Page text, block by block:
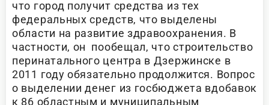
что город получит средства из тех
федеральных средств, что выделены
области на развитие здравоохранения. В
частности, он пообещал, что строительство
перинатального центра в Дзержинске в
2011 году обязательно продолжится. Вопрос
о выделении денег из госбюджета вдобавок
к 86 областным и муниципальным